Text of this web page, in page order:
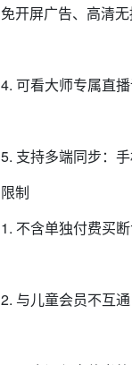
免开屏广告、高清
4. 可看大师专属直
5. 支持多端同步：
限制
1. 不含单独付费买
2. 与儿童会员不互